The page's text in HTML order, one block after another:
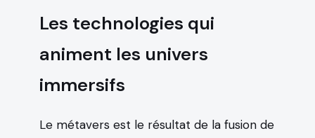
Les technologies qui
animent les univers
immersifs
Le métavers est le résultat de la fusion de